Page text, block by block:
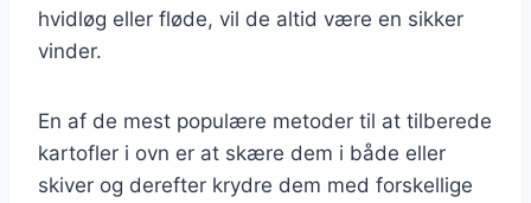
hvidløg eller fløde, vil de altid være en sikker
vinder.
En af de mest populære metoder til at tilberede
kartofler i ovn er at skære dem i både eller
skiver og derefter krydre dem med forskellige